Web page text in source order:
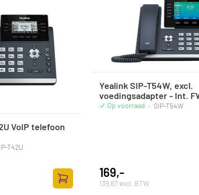
VoIP telefoon
T42U
Zum Warenkorb hinzufügen
Yealink SIP-T54W, excl.
voedingsadapter - Int.
Op voorraad · SIP-T54W
169,-
139,67 excl. BTW